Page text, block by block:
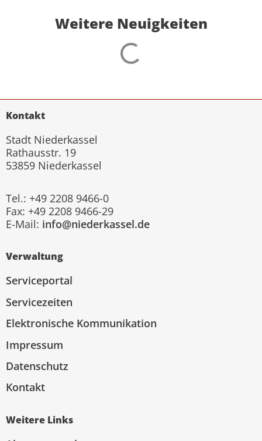
Weitere Neuigkeiten
Kontakt
Stadt Niederkassel
Rathausstr. 19
53859 Niederkassel
Tel.: +49 2208 9466-0
Fax: +49 2208 9466-29
E-Mail: info@niederkassel.de
Verwaltung
Serviceportal
Servicezeiten
Elektronische Kommunikation
Impressum
Datenschutz
Kontakt
Weitere Links